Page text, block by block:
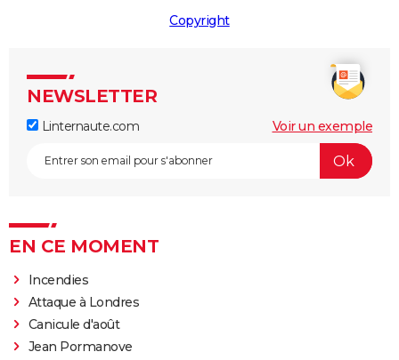
Copyright
NEWSLETTER
Linternaute.com Voir un exemple
EN CE MOMENT
Incendies
Attaque à Londres
Canicule d'août
Jean Pormanove